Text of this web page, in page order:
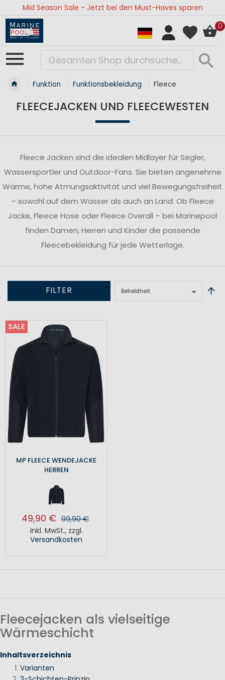
Mid Season Sale - Jetzt bei den Must-Haves sparen
0
Funktion Funktionsbekleidung Fleece
FLEECEJACKEN UND FLEECEWESTEN
Fleece Jacken sind die idealen Midlayer für Segler,
Wassersportler und Outdoor-Fans. Sie bieten angenehme
Wärme, hohe Atmungsaktivität und viel Bewegungsfreiheit
– sowohl auf dem Wasser als auch an Land. Ob Fleece
Jacke, Fleece Hose oder Fleece Overall – bei Marinepool
finden Damen, Herren und Kinder die passende
Fleecebekleidung für jede Wetterlage.
FILTER
SALE
MP FLEECE WENDEJACKE
HERREN
49,90 € 99,90 €
Inkl. MwSt., zzgl.
Versandkosten
Fleecejacken als vielseitige
Wärmeschicht
Inhaltsverzeichnis
Varianten